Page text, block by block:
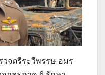
จตรีระวีพรรษ อมร